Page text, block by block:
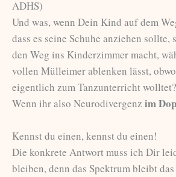
ADHS)
Und was, wenn Dein Kind auf dem
dass es seine Schuhe anziehen sollte,
den Weg ins Kinderzimmer macht,
vollen Mülleimer ablenken lässt,
eigentlich zum Tanzunterricht wolltet?
Wenn ihr also Neurodivergenz im
Kennst du einen, kennst du einen!
Die konkrete Antwort muss ich Dir
bleiben, denn das Spektrum bleibt